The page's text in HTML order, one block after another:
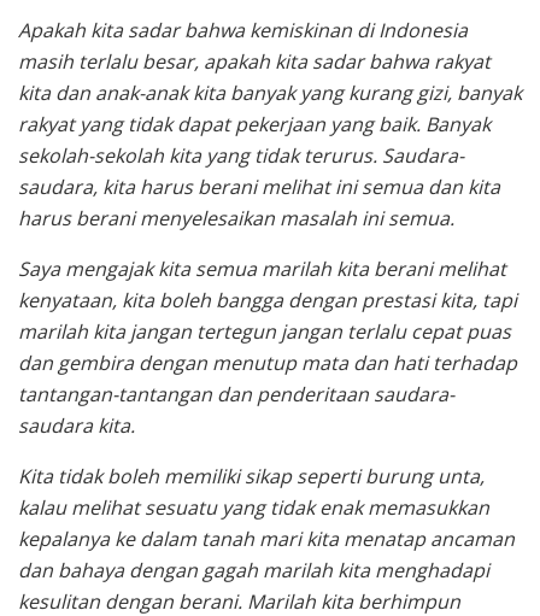
Apakah kita sadar bahwa kemiskinan di Indonesia
masih terlalu besar, apakah kita sadar bahwa rakyat
kita dan anak-anak kita banyak yang kurang gizi, banyak
rakyat yang tidak dapat pekerjaan yang baik. Banyak
sekolah-sekolah kita yang tidak terurus. Saudara-
saudara, kita harus berani melihat ini semua dan kita
harus berani menyelesaikan masalah ini semua.
Saya mengajak kita semua marilah kita berani melihat
kenyataan, kita boleh bangga dengan prestasi kita, tapi
marilah kita jangan tertegun jangan terlalu cepat puas
dan gembira dengan menutup mata dan hati terhadap
tantangan-tantangan dan penderitaan saudara-
saudara kita.
Kita tidak boleh memiliki sikap seperti burung unta,
kalau melihat sesuatu yang tidak enak memasukkan
kepalanya ke dalam tanah mari kita menatap ancaman
dan bahaya dengan gagah marilah kita menghadapi
kesulitan dengan berani. Marilah kita berhimpun